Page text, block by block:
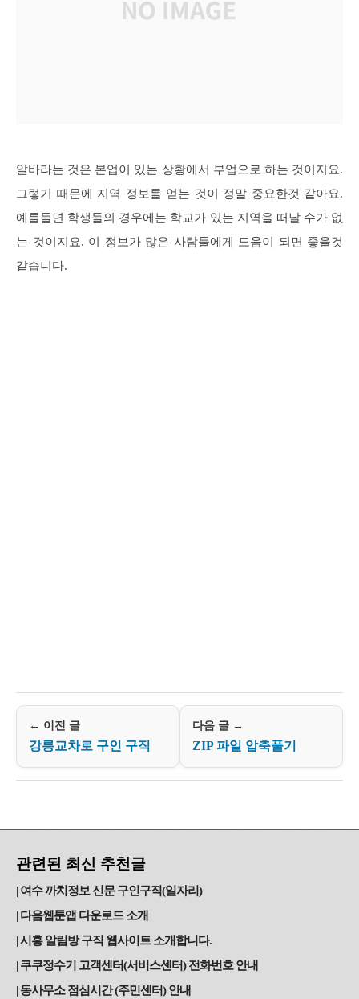
알바라는 것은 본업이 있는 상황에서 부업으로 하는 것이지요.
그렇기 때문에 지역 정보를 얻는 것이 정말 중요한것 같아요.
예를들면 학생들의 경우에는 학교가 있는 지역을 떠날 수가 없
는 것이지요. 이 정보가 많은 사람들에게 도움이 되면 좋을것
같습니다.
← 이전 글
강릉교차로 구인 구직
다음 글 →
ZIP 파일 압축풀기
관련된 최신 추천글
여수 까치정보 신문 구인구직(일자리)
다음웹툰앱 다운로드 소개
시흥 알림방 구직 웹사이트 소개합니다.
쿠쿠정수기 고객센터(서비스센터) 전화번호 안내
동사무소 점심시간 (주민센터) 안내